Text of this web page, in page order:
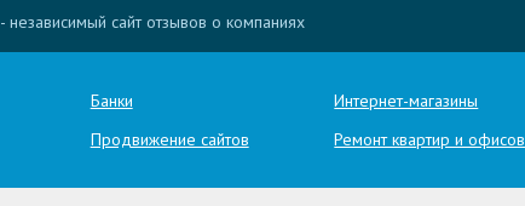
- независимый сайт отзывов о компаниях
Банки Интернет-магазины
Продвижение сайтов Ремонт квартир и офисов